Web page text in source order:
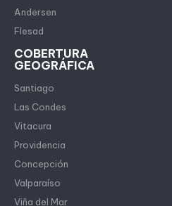
Andersen
Flesad
COBERTURA
GEOGRÁFICA
Santiago
Las Condes
Vitacura
Providencia
Concepción
Valparaíso
Viña del Mar